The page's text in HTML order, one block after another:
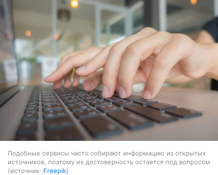
Подобные сервисы часто собирают информацию из открытых
источников, поэтому их достоверность остается под вопросом
источник: Freepik